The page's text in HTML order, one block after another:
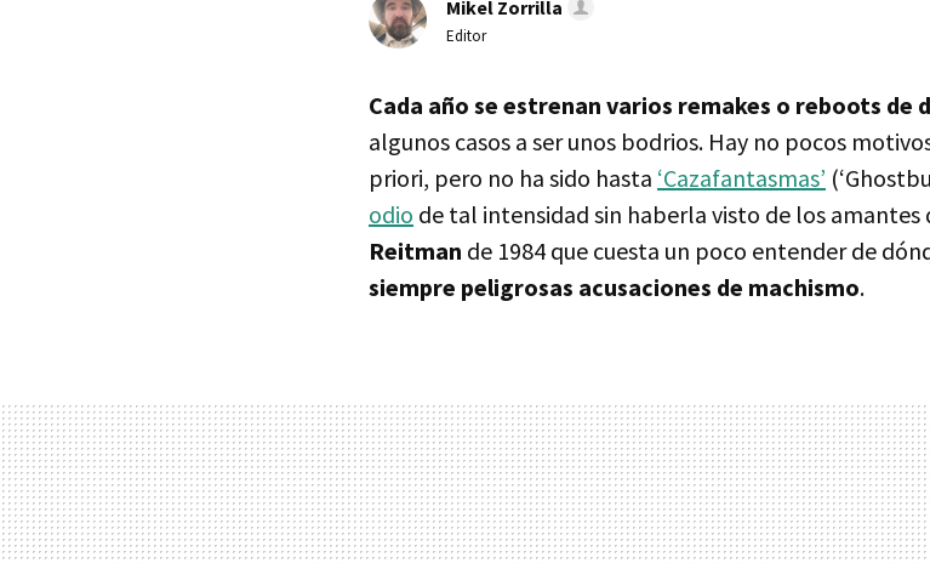
Mikel Zorrilla
Editor
Cada año se estrenan varios remakes o reboots de
algunos casos a ser unos bodrios. Hay no pocos
priori, pero no ha sido hasta ‘Cazafantasmas’
odio de tal intensidad sin haberla visto de los
Reitman de 1984 que cuesta un poco entender de
siempre peligrosas acusaciones de machismo.